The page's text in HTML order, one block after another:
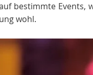
bestimmte Events,
wohl.